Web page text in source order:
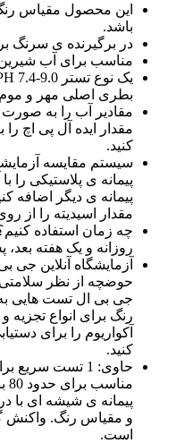
باشد.
در برگیرنده ی سرنگ
مناسب برای آب
بطری اصلی مهر و
مقادیر آب را به صورت
مقدار ایده آل پی اچ
کنید.
سیستم مقایسه
پیمانه ی پلاستیکی را
پیمانه ی دیگر اضافه
مقدار اسیدیته را از
چه زمان استفاده
روزانه و یک هفته
آزمایشگاه آنلاین جی
حوضچه از نظر
جی بی ال تست هایی
رنگ برای انواع تجزیه
آکواریوم را برای
کنید.
پیمانه ی شیشه ای با
و مقیاس رنگ. واکنش
است.